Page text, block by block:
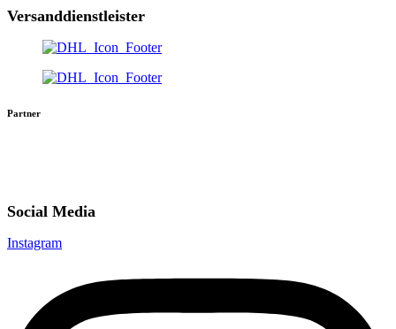
Versanddienstleister
Partner
Social Media
Instagram